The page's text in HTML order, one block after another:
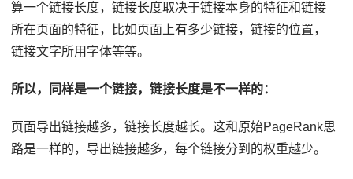
算一个链接长度，链接长度取决于链接本身的特征和链接
所在页面的特征，比如页面上有多少链接，链接的位置，
链接文字所用字体等等。
所以，同样是一个链接，链接长度是不一样的：
页面导出链接越多，链接长度越长。这和原始PageRank思
路是一样的，导出链接越多，每个链接分到的权重越少。